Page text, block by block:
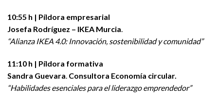
10:55 h | Píldora empresarial
Josefa Rodríguez – IKEA Murcia.
“Alianza IKEA 4.0: Innovación, sostenibilidad y comunidad”
11:10 h | Píldora formativa
Sandra Guevara. Consultora Economía circular.
“Habilidades esenciales para el liderazgo emprendedor”